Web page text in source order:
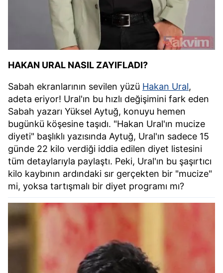
HAKAN URAL NASIL ZAYIFLADI?
Sabah ekranlarının sevilen yüzü Hakan Ural,
adeta eriyor! Ural'ın bu hızlı değişimini fark eden
Sabah yazarı Yüksel Aytuğ, konuyu hemen
bugünkü köşesine taşıdı. "Hakan Ural'ın mucize
diyeti" başlıklı yazısında Aytuğ, Ural'ın sadece 15
günde 22 kilo verdiği iddia edilen diyet listesini
tüm detaylarıyla paylaştı. Peki, Ural'ın bu şaşırtıcı
kilo kaybının ardındaki sır gerçekten bir "mucize"
mi, yoksa tartışmalı bir diyet programı mı?